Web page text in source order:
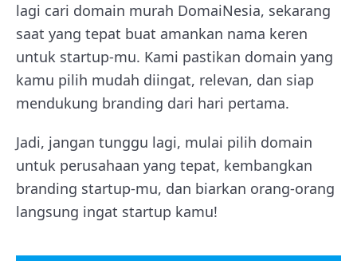
lagi cari domain murah DomaiNesia, sekarang
saat yang tepat buat amankan nama keren
untuk startup-mu. Kami pastikan domain yang
kamu pilih mudah diingat, relevan, dan siap
mendukung branding dari hari pertama.
Jadi, jangan tunggu lagi, mulai pilih domain
untuk perusahaan yang tepat, kembangkan
branding startup-mu, dan biarkan orang-orang
langsung ingat startup kamu!